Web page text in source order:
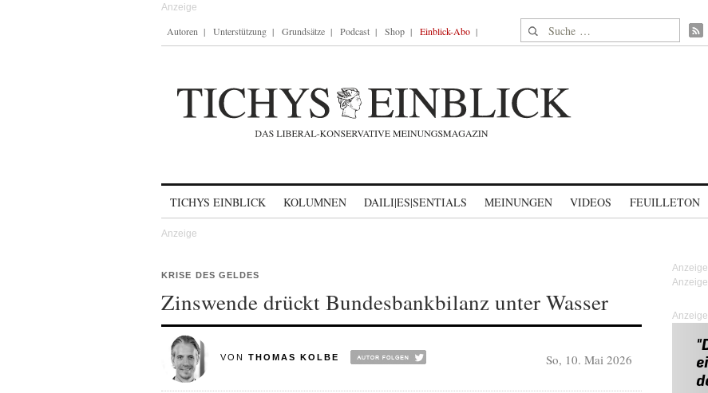
Autoren Unterstützung Grundsätze Podcast Shop Einblick-Abo Suche nach:
TICHYS EINBLICK KOLUMNEN DAILI|ES|SENTIALS MEINUNGEN VIDEOS FEUILLETON
KRISE DES GELDES
Zinswende drückt Bundesbankbilanz unter Wasser
VON THOMAS KOLBE So, 10. Mai 2026
Anzeige